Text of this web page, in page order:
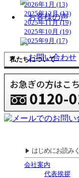
2026年1月 (13)
2025年12月 (13)
2025年11月 (19)
2025年10月 (19)
2025年9月 (17)
私たちについて
はじめにお読み
会社案内
代表挨拶